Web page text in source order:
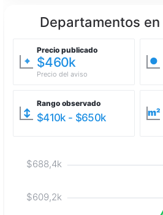
Departamentos en
⌖
Precio publicado
$460k
Precio del aviso
●
↕
Rango observado
$410k - $650k m²
$609,2k
$688,4k